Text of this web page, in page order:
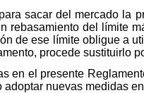
sacar del mercado la
rebasamiento del límite
de ese límite obligue a
procede sustituirlo
en el presente
nuevas medidas